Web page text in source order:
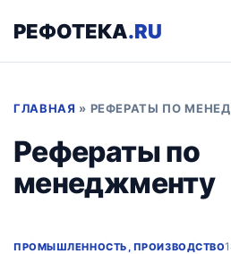
РЕФОТЕКА.RU
ГЛАВНАЯ » РЕФЕРАТЫ ПО
Рефераты по
менеджменту
ПРОМЫШЛЕННОСТЬ, ПРОИЗВОДСТВО